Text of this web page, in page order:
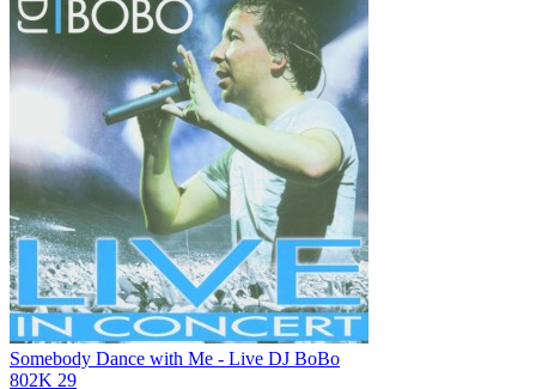
Somebody Dance with Me - Live DJ BoBo
802K 29